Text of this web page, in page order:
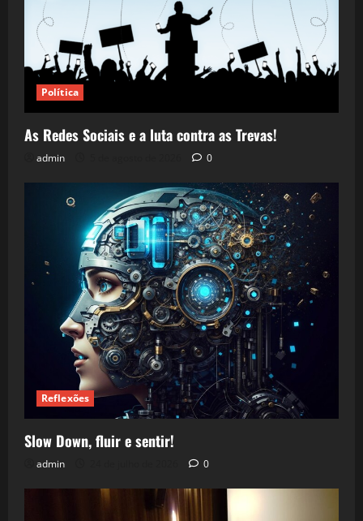
Política
As Redes Sociais e a luta contra as Trevas!
admin 0
Reflexões
Slow Down, fluir e sentir!
admin 0